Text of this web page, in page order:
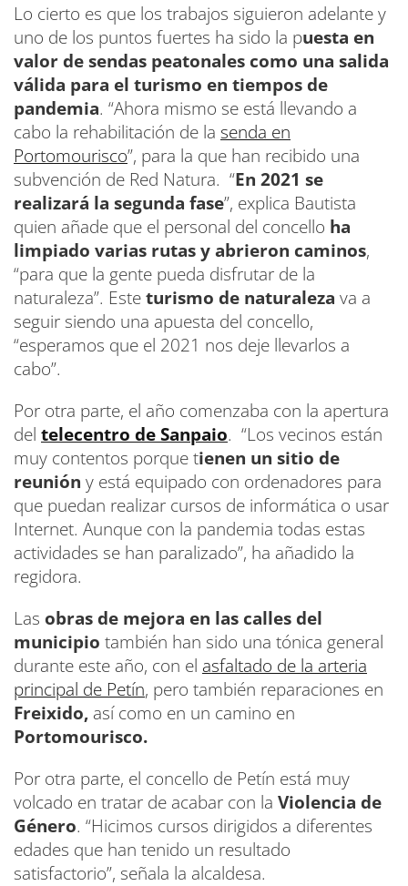
Lo cierto es que los trabajos siguieron adelante y
uno de los puntos fuertes ha sido la puesta en
valor de sendas peatonales como una salida
válida para el turismo en tiempos de
pandemia. “Ahora mismo se está llevando a
cabo la rehabilitación de la senda en
Portomourisco”, para la que han recibido una
subvención de Red Natura. “En 2021 se
realizará la segunda fase”, explica Bautista
quien añade que el personal del concello ha
limpiado varias rutas y abrieron caminos,
“para que la gente pueda disfrutar de la
naturaleza”. Esteturismo de naturaleza va a
seguir siendo una apuesta del concello,
“esperamos que el 2021 nos deje llevarlos a
cabo”.
Por otra parte, el año comenzaba con la apertura
del telecentro de Sanpaio. “Los vecinos están
muy contentos porque tienen un sitio de
reunión y está equipado con ordenadores para
que puedan realizar cursos de informática o usar
Internet. Aunque con la pandemia todas estas
actividades se han paralizado”, ha añadido la
regidora.
Las obras de mejora en las calles del
municipio también han sido una tónica general
durante este año, con el asfaltado de la arteria
principal de Petín, pero también reparaciones en
Freixido, así como en un camino en
Portomourisco.
Por otra parte, el concello de Petín está muy
volcado en tratar de acabar con la Violencia de
Género. “Hicimos cursos dirigidos a diferentes
edades que han tenido un resultado
satisfactorio”, señala la alcaldesa.